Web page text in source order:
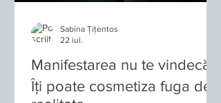
Manifestarea nu te vindecă.
Îți poate cosmetiza fuga de
Sabina Țițentos
22 iul.